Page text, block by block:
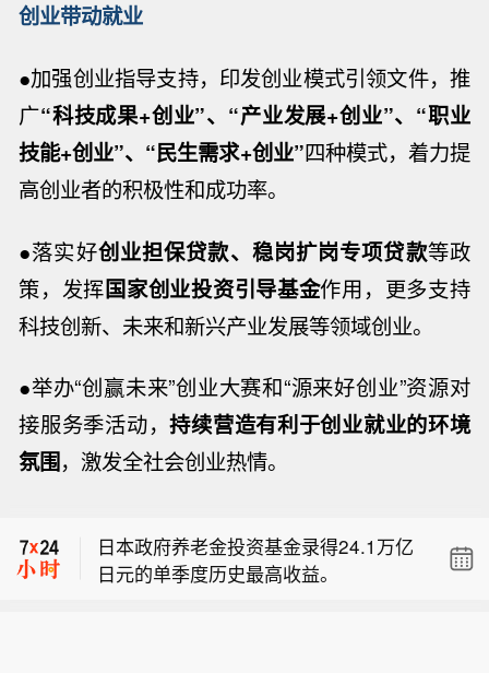
创业带动就业
●加强创业指导支持，印发创业模式引领文件，推
广“科技成果+创业”、“产业发展+创业”、“职业
技能+创业”、“民生需求+创业”四种模式，着力提
高创业者的积极性和成功率。
●落实好创业担保贷款、稳岗扩岗专项贷款等政
策，发挥国家创业投资引导基金作用，更多支持
科技创新、未来和新兴产业发展等领域创业。
●举办“创赢未来”创业大赛和“源来好创业”资源对
接服务季活动，持续营造有利于创业就业的环境
氛围，激发全社会创业热情。
三井不动产第一财季集团经常性利润为
894.9亿日元，同比下降37.9%；2026/
跌0.60%，报6258.71点。
日本政府养老金投资基金录得24.1万亿
日元的单季度历史最高收益。